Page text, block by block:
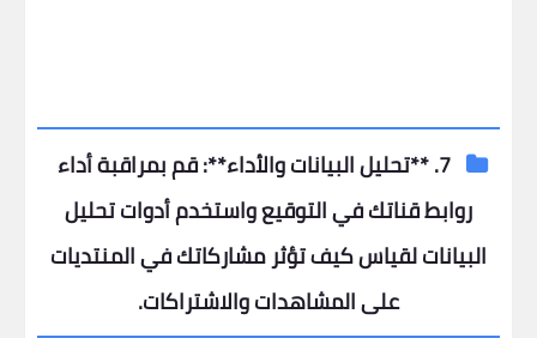
7. **ت حليل البيانات والأداء**: قم بمراقبة أداء
روابط قناتك في التوقيع واستخدم أدوات تحليل
البيانات لقياس كيف تؤثر مشاركاتك في المنتديات
على المشاهدات والاشتراكات.